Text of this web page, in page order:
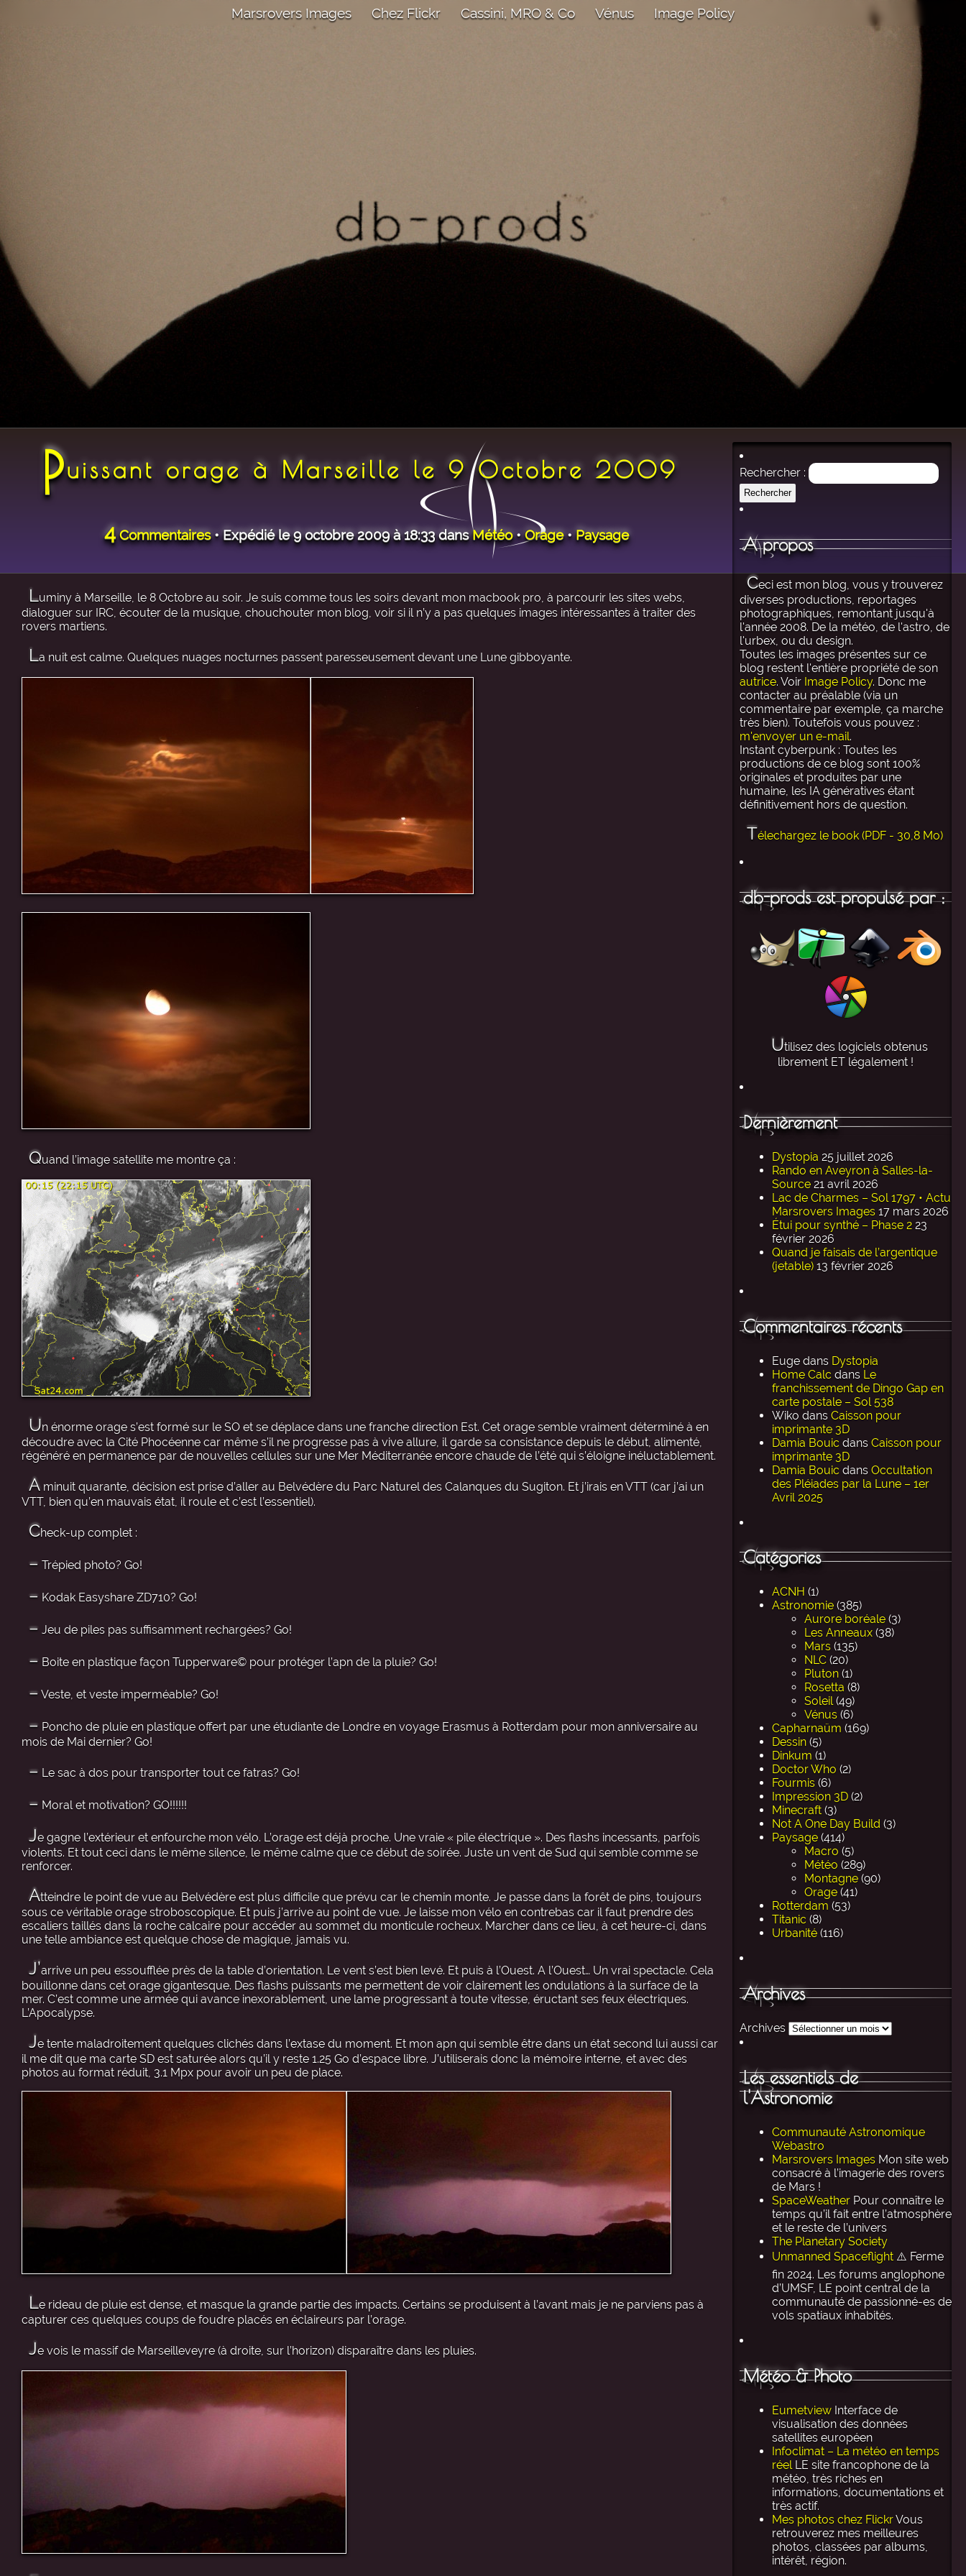
Marsrovers Images Chez Flickr Cassini, MRO & Co Vénus Image Policy
Rechercher :
A propos
Ceci est mon blog, vous y trouverez
diverses productions, reportages
photographiques, remontant jusqu'à
l'année 2008. De la météo, de l'astro, de
l'urbex, ou du design.
Toutes les images présentes sur ce
blog restent l'entière propriété de son
autrice. Voir Image Policy. Donc me
contacter au préalable (via un
commentaire par exemple, ça marche
très bien). Toutefois vous pouvez :
m'envoyer un e-mail.
Instant cyberpunk : Toutes les
productions de ce blog sont 100%
originales et produites par une
humaine, les IA génératives étant
définitivement hors de question.
Télechargez le book (PDF - 30,8 Mo)
db-prods est propulsé par :
Utilisez des logiciels obtenus
librement ET légalement !
Dernièrement
Dystopia 25 juillet 2026
Rando en Aveyron à Salles-la-
Source 21 avril 2026
Lac de Charmes – Sol 1797 • Actu
Marsrovers Images 17 mars 2026
Étui pour synthé – Phase 2 23
février 2026
Quand je faisais de l’argentique
(jetable) 13 février 2026
Commentaires récents
Euge dans Dystopia
Home Calc dans Le
franchissement de Dingo Gap en
carte postale – Sol 538
Wiko dans Caisson pour
imprimante 3D
Damia Bouic dans Caisson pour
imprimante 3D
Damia Bouic dans Occultation
des Pléiades par la Lune – 1er
Avril 2025
Catégories
ACNH (1)
Astronomie (385)
Aurore boréale (3)
Les Anneaux (38)
Mars (135)
NLC (20)
Pluton (1)
Rosetta (8)
Soleil(49)
Vénus (6)
Capharnaüm (169)
Dessin (5)
Dinkum (1)
Doctor Who (2)
Fourmis (6)
Impression 3D (2)
Minecraft (3)
Not A One Day Build (3)
Paysage (414)
Macro (5)
Météo (289)
Montagne (90)
Orage (41)
Rotterdam (53)
Titanic (8)
Urbanité (116)
Archives
Archives
Les essentiels de
l'Astronomie
Communauté Astronomique
Webastro
Marsrovers Images Mon site web
consacré à l’imagerie des rovers
de Mars !
SpaceWeather Pour connaître le
temps qu’il fait entre l’atmosphère
et le reste de l’univers
The Planetary Society
Unmanned Spaceflight ⚠️ Ferme
fin 2024. Les forums anglophone
d’UMSF, LE point central de la
communauté de passionné-es de
vols spatiaux inhabités.
Météo & Photo
Eumetview Interface de
visualisation des données
satellites européen
Infoclimat – La météo en temps
réelLE site francophone de la
météo, très riches en
informations, documentations et
très actif.
Mes photos chez FlickrVous
retrouverez mes meilleures
photos, classées par albums,
intérêt, région.
Puissant orage à Marseille le 9 Octobre 2009
4Commentaires• Expédié le 9 octobre 2009 à 18:33 dansMétéo•Orage•Paysage
Luminy à Marseille, le 8 Octobre au soir. Je suis comme tous les soirs devant mon macbook pro, à parcourir les sites webs,
dialoguer sur IRC, écouter de la musique, chouchouter mon blog, voir si il n’y a pas quelques images intéressantes à traiter des
rovers martiens.
La nuit est calme. Quelques nuages nocturnes passent paresseusement devant une Lune gibboyante.
Quand l’image satellite me montre ça :
Un énorme orage s’est formé sur le SO et se déplace dans une franche direction Est. Cet orage semble vraiment déterminé à en
découdre avec la Cité Phocéenne car même s’il ne progresse pas à vive allure, il garde sa consistance depuis le début, alimenté,
régénéré en permanence par de nouvelles cellules sur une Mer Méditerranée encore chaude de l’été qui s’éloigne inéluctablement.
A minuit quarante, décision est prise d’aller au Belvédère du Parc Naturel des Calanques du Sugiton. Et j’irais en VTT (car j’ai un
VTT, bien qu’en mauvais état, il roule et c’est l’essentiel).
Check-up complet :
– Trépied photo? Go!
– Kodak Easyshare ZD710? Go!
– Jeu de piles pas suffisamment rechargées? Go!
– Boite en plastique façon Tupperware© pour protéger l’apn de la pluie? Go!
– Veste, et veste imperméable? Go!
– Poncho de pluie en plastique offert par une étudiante de Londre en voyage Erasmus à Rotterdam pour mon anniversaire au
mois de Mai dernier? Go!
– Le sac à dos pour transporter tout ce fatras? Go!
– Moral et motivation? GO!!!!!!
Je gagne l’extérieur et enfourche mon vélo. L’orage est déjà proche. Une vraie « pile électrique ». Des flashs incessants, parfois
violents. Et tout ceci dans le même silence, le même calme que ce début de soirée. Juste un vent de Sud qui semble comme se
renforcer.
Atteindre le point de vue au Belvédère est plus difficile que prévu car le chemin monte. Je passe dans la forêt de pins, toujours
sous ce véritable orage stroboscopique. Et puis j’arrive au point de vue. Je laisse mon vélo en contrebas car il faut prendre des
escaliers taillés dans la roche calcaire pour accéder au sommet du monticule rocheux. Marcher dans ce lieu, à cet heure-ci, dans
une telle ambiance est quelque chose de magique, jamais vu.
J’arrive un peu essoufflée près de la table d’orientation. Le vent s’est bien levé. Et puis à l’Ouest. A l’Ouest… Un vrai spectacle. Cela
bouillonne dans cet orage gigantesque. Des flashs puissants me permettent de voir clairement les ondulations à la surface de la
mer. C’est comme une armée qui avance inexorablement, une lame progressant à toute vitesse, éructant ses feux électriques.
L’Apocalypse.
Je tente maladroitement quelques clichés dans l’extase du moment. Et mon apn qui semble être dans un état second lui aussi car
il me dit que ma carte SD est saturée alors qu’il y reste 1.25 Go d’espace libre. J’utiliserais donc la mémoire interne, et avec des
photos au format réduit, 3.1 Mpx pour avoir un peu de place.
Le rideau de pluie est dense, et masque la grande partie des impacts. Certains se produisent à l’avant mais je ne parviens pas à
capturer ces quelques coups de foudre placés en éclaireurs par l’orage.
Je vois le massif de Marseilleveyre (à droite, sur l’horizon) disparaître dans les pluies.